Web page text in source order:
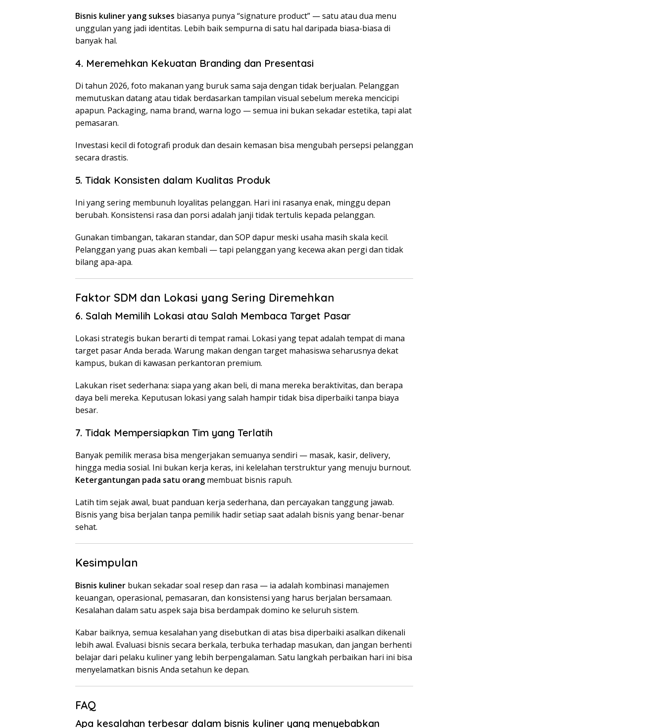
Bisnis kuliner yang sukses biasanya punya “signature product” — satu atau dua menu
unggulan yang jadi identitas. Lebih baik sempurna di satu hal daripada biasa-biasa di
banyak hal.
4. Meremehkan Kekuatan Branding dan Presentasi
Di tahun 2026, foto makanan yang buruk sama saja dengan tidak berjualan. Pelanggan
memutuskan datang atau tidak berdasarkan tampilan visual sebelum mereka mencicipi
apapun. Packaging, nama brand, warna logo — semua ini bukan sekadar estetika, tapi alat
pemasaran.
Investasi kecil di fotografi produk dan desain kemasan bisa mengubah persepsi pelanggan
secara drastis.
5. Tidak Konsisten dalam Kualitas Produk
Ini yang sering membunuh loyalitas pelanggan. Hari ini rasanya enak, minggu depan
berubah. Konsistensi rasa dan porsi adalah janji tidak tertulis kepada pelanggan.
Gunakan timbangan, takaran standar, dan SOP dapur meski usaha masih skala kecil.
Pelanggan yang puas akan kembali — tapi pelanggan yang kecewa akan pergi dan tidak
bilang apa-apa.
Faktor SDM dan Lokasi yang Sering Diremehkan
6. Salah Memilih Lokasi atau Salah Membaca Target Pasar
Lokasi strategis bukan berarti di tempat ramai. Lokasi yang tepat adalah tempat di mana
target pasar Anda berada. Warung makan dengan target mahasiswa seharusnya dekat
kampus, bukan di kawasan perkantoran premium.
Lakukan riset sederhana: siapa yang akan beli, di mana mereka beraktivitas, dan berapa
daya beli mereka. Keputusan lokasi yang salah hampir tidak bisa diperbaiki tanpa biaya
besar.
7. Tidak Mempersiapkan Tim yang Terlatih
Banyak pemilik merasa bisa mengerjakan semuanya sendiri — masak, kasir, delivery,
hingga media sosial. Ini bukan kerja keras, ini kelelahan terstruktur yang menuju burnout.
Ketergantungan pada satu orang membuat bisnis rapuh.
Latih tim sejak awal, buat panduan kerja sederhana, dan percayakan tanggung jawab.
Bisnis yang bisa berjalan tanpa pemilik hadir setiap saat adalah bisnis yang benar-benar
sehat.
Kesimpulan
Bisnis kuliner bukan sekadar soal resep dan rasa — ia adalah kombinasi manajemen
keuangan, operasional, pemasaran, dan konsistensi yang harus berjalan bersamaan.
Kesalahan dalam satu aspek saja bisa berdampak domino ke seluruh sistem.
Kabar baiknya, semua kesalahan yang disebutkan di atas bisa diperbaiki asalkan dikenali
lebih awal. Evaluasi bisnis secara berkala, terbuka terhadap masukan, dan jangan berhenti
belajar dari pelaku kuliner yang lebih berpengalaman. Satu langkah perbaikan hari ini bisa
menyelamatkan bisnis Anda setahun ke depan.
FAQ
Apa kesalahan terbesar dalam bisnis kuliner yang menyebabkan